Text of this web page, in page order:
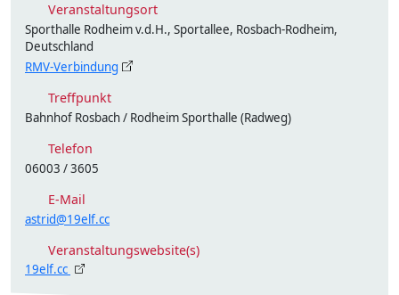
Veranstaltungsort
Sporthalle Rodheim v.d.H., Sportallee, Rosbach-Rodheim,
Deutschland
RMV-Verbindung
Treffpunkt
Bahnhof Rosbach / Rodheim Sporthalle (Radweg)
Telefon
06003 / 3605
E-Mail
astrid@19elf.cc
Veranstaltungswebsite(s)
19elf.cc